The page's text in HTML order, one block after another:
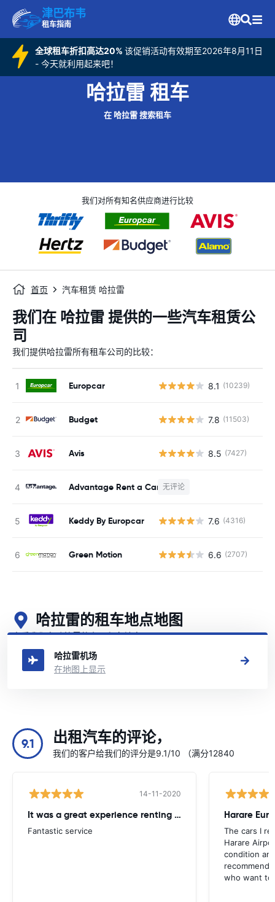
津巴布韦
租车指南
全球租车折扣高达20% 该促销活动有效期至2026年8月11日
- 今天就利用起来吧！
哈拉雷 租车
在 哈拉雷 搜索租车
我们对所有知名供应商进行比较
首页 汽车租赁 哈拉雷
我们在 哈拉雷 提供的一些汽车租赁公
司
我们提供哈拉雷所有租车公司的比较：
Europcar 8.1 (10239)
Budget 7.8 (11503)
Avis 8.5 (7427)
Advantage Rent a Car 无评论
Keddy By Europcar 7.6 (4316)
Green Motion 6.6 (2707)
哈拉雷的租车地点地图
查看我们在哈拉雷的主要租车地点
哈拉雷机场
在地图上显示
9.1 出租汽车的评论，
我们的客户给我们的评分是9.1/10 （满分12840
14-11-2020
It was a great experience renting from Europcar
Fantastic service
Harare
The cars I
Harare
condition
recommend
who want to